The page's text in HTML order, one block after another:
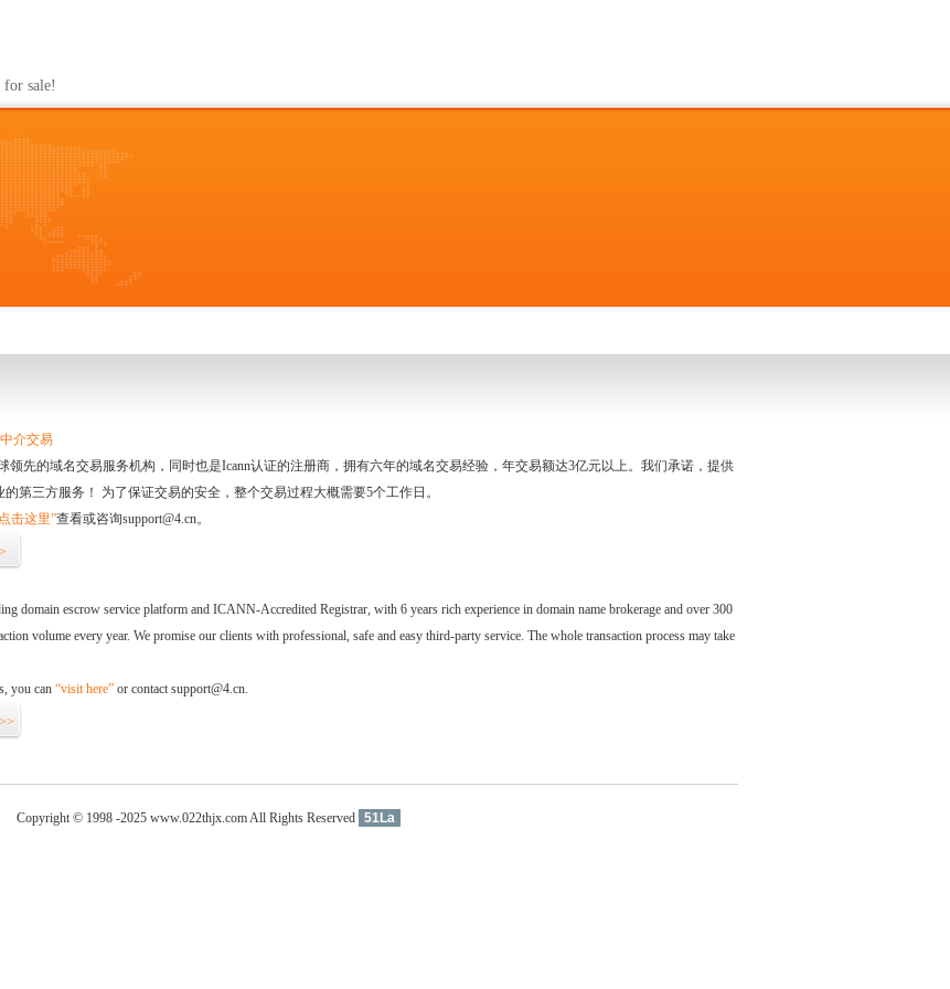
sale!
介交易
领先的域名交易服务机构，同时也是Icann认证的注册商，拥有六年的域名交易经验，年交易额达3亿元以上。我们承诺，提供
第三方服务！ 为了保证交易的安全，整个交易过程大概需要5个工作日。
击这里”查看或咨询support@4.cn。
domain escrow service platform and ICANN-Accredited Registrar, with 6 years rich experience in domain name brokerage and over 300
volume every year. We promise our clients with professional, safe and easy third-party service. The whole transaction process may take
you can “visit here” or contact support@4.cn.
>>
Copyright © 1998 -2025 www.022thjx.com All Rights Reserved 51La